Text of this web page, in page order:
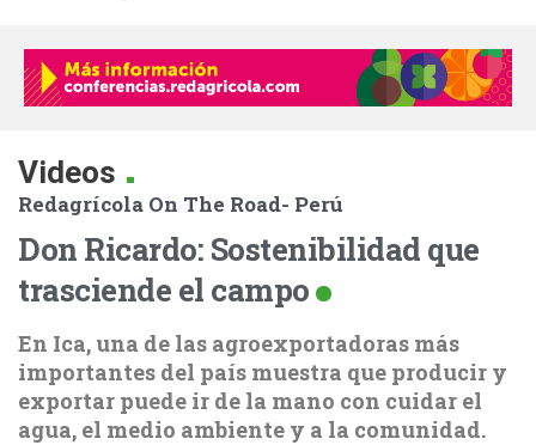
Videos .
Redagrícola On The Road- Perú
Don Ricardo: Sostenibilidad que
trasciende el campo
En Ica, una de las agroexportadoras más
importantes del país muestra que producir y
exportar puede ir de la mano con cuidar el
agua, el medio ambiente y a la comunidad.